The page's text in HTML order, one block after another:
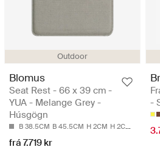
Outdoor
Blomus
Seat Rest - 66 x 39 cm -
YUA - Melange Grey -
Húsgögn
B 38.5CM B 45.5CM H 2CM H 2CM L 66CM
frá 7.719 kr
-